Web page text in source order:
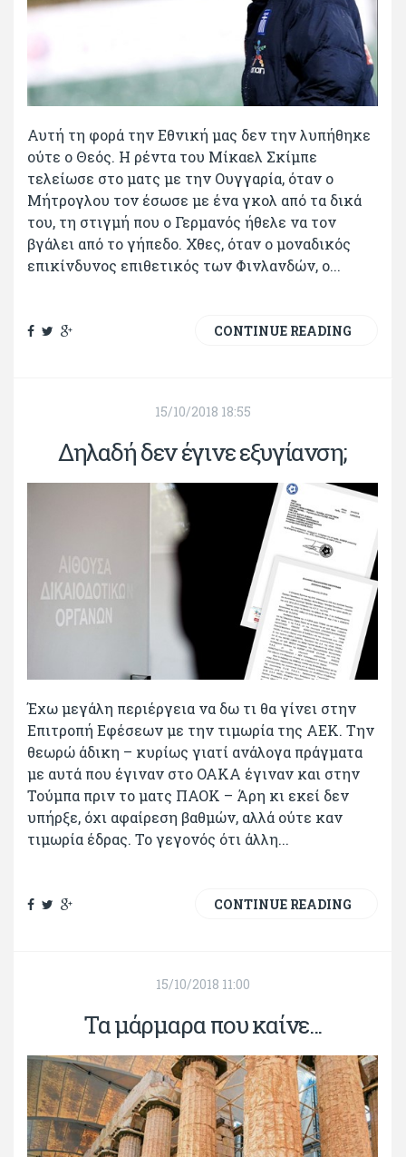
Αυτή τη φορά την Εθνική μας δεν την λυπήθηκε
ούτε ο Θεός. Η ρέντα του Μίκαελ Σκίμπε
τελείωσε στο ματς με την Ουγγαρία, όταν ο
Μήτρογλου τον έσωσε με ένα γκολ από τα δικά
του, τη στιγμή που ο Γερμανός ήθελε να τον
βγάλει από το γήπεδο. Χθες, όταν ο μοναδικός
επικίνδυνος επιθετικός των Φινλανδών, ο...
CONTINUE READING
15/10/2018 18:55
Δηλαδή δεν έγινε εξυγίανση;
Έχω μεγάλη περιέργεια να δω τι θα γίνει στην
Επιτροπή Εφέσεων με την τιμωρία της ΑΕΚ. Την
θεωρώ άδικη – κυρίως γιατί ανάλογα πράγματα
με αυτά που έγιναν στο ΟΑΚΑ έγιναν και στην
Τούμπα πριν το ματς ΠΑΟΚ – Άρη κι εκεί δεν
υπήρξε, όχι αφαίρεση βαθμών, αλλά ούτε καν
τιμωρία έδρας. Το γεγονός ότι άλλη...
CONTINUE READING
15/10/2018 11:00
Τα μάρμαρα που καίνε...